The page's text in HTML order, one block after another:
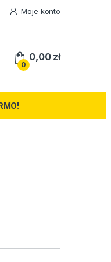
Moje konto
0
0,00 zł